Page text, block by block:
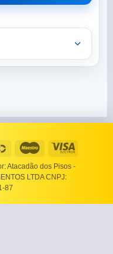
Atacadão dos Pisos -
LTDA CNPJ:
87